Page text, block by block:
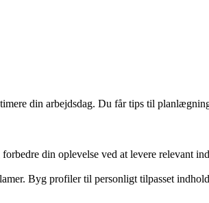
din arbejdsdag. Du får tips til
din oplevelse ved at levere relevant
Byg profiler til personligt tilpasset